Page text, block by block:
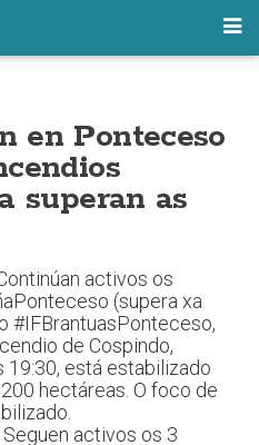
en Ponteceso
superan as
Continúan activos os
(supera xa
#IFBrantuasPonteceso,
de Cospindo,
19:30, está estabilizado
hectáreas. O foco de
Seguen activos os 3